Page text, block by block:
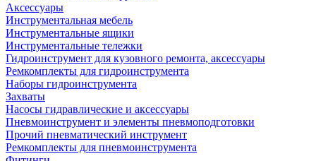
Аксессуары
Инструментальная мебель
Инструментальные ящики
Инструментальные тележки
Гидроинструмент для кузовного ремонта, аксессуары
Ремкомплекты для гидроинструмента
Наборы гидроинструмента
Захваты
Насосы гидравлические и аксессуары
Пневмоинструмент и элементы пневмоподготовки
Прочий пневматический инструмент
Ремкомплекты для пневмоинструмента